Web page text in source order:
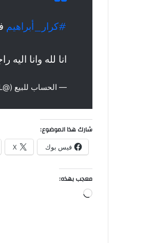
#كرار_أبراهيم
انا لله وانا اليه
— الحساب للبيع (@IRAQIPFL)
شارك هذا الموضوع:
فيس بوك X
معجب بهذه:
جاري